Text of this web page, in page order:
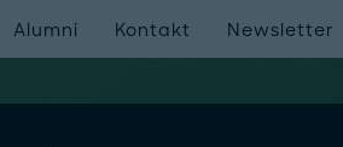
Alumni Kontakt Newsletter